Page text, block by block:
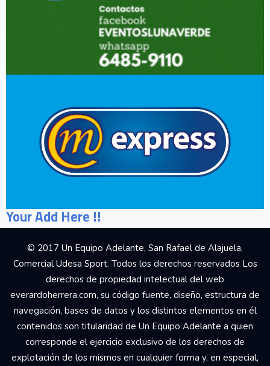
Your Add Here !!
© 2017 Un Equipo Adelante, San Rafael de Alajuela,
Comercial Udesa Sport. Todos los derechos reservados Los
derechos de propiedad intelectual del web
everardoherrera.com, su código fuente, diseño, estructura de
navegación, bases de datos y los distintos elementos en él
contenidos son titularidad de Un Equipo Adelante a quien
corresponde el ejercicio exclusivo de los derechos de
explotación de los mismos en cualquier forma y, en especial,